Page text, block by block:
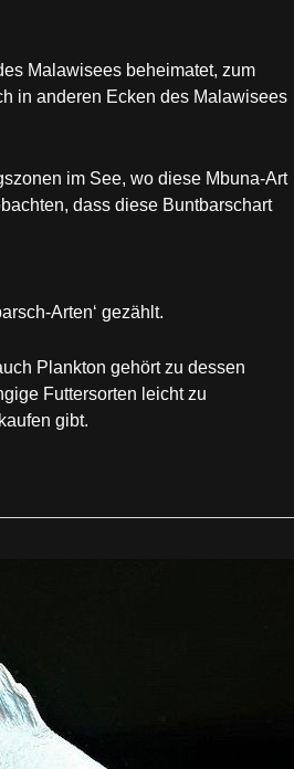
Malawisees beheimatet, zum
in anderen Ecken des Malawisees
im See, wo diese Mbuna-Art
dass diese Buntbarschart
Arten‘ gezählt.
Plankton gehört zu dessen
Futtersorten leicht zu
gibt.